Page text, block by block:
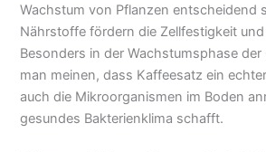
Wachstum von Pflanzen entscheidend
Nährstoffe fördern die Zellfestigkeit
Besonders in der Wachstumsphase
man meinen, dass Kaffeesatz ein
auch die Mikroorganismen im Boden
gesundes Bakterienklima schafft.